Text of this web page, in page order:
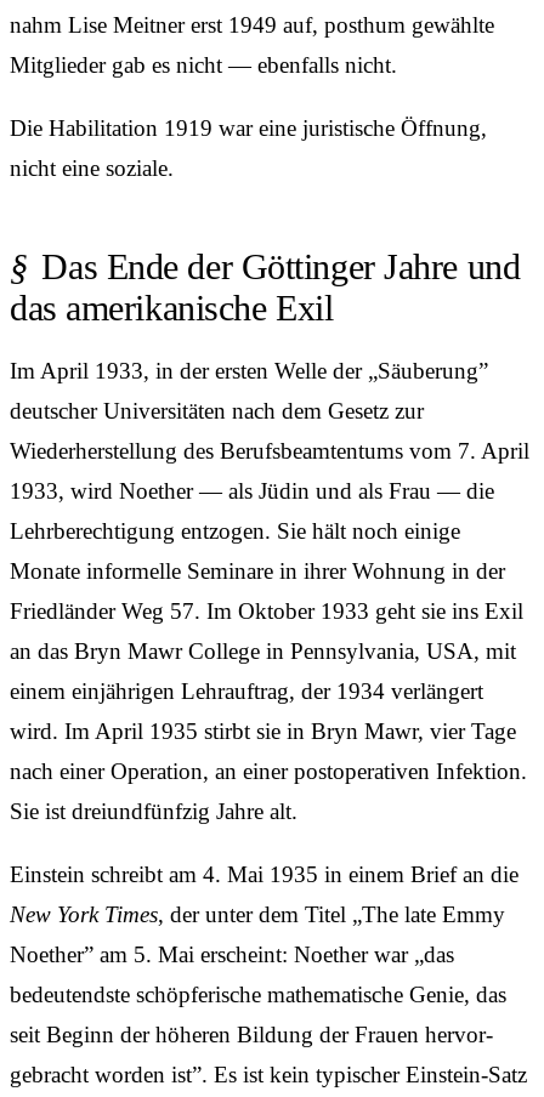
nahm Lise Meitner erst 1949 auf, posthum gewählte
Mitglieder gab es nicht — ebenfalls nicht.
Die Habilitation 1919 war eine juristische Öffnung,
nicht eine soziale.
Das Ende der Göttinger Jahre und
das amerikanische Exil
Im April 1933, in der ersten Welle der „Säuberung”
deutscher Universitäten nach dem Gesetz zur
Wiederherstellung des Berufsbeamtentums vom 7. April
1933, wird Noether — als Jüdin und als Frau — die
Lehrberechtigung entzogen. Sie hält noch einige
Monate informelle Seminare in ihrer Wohnung in der
Friedländer Weg 57. Im Oktober 1933 geht sie ins Exil
an das Bryn Mawr College in Pennsylvania, USA, mit
einem einjährigen Lehrauftrag, der 1934 verlängert
wird. Im April 1935 stirbt sie in Bryn Mawr, vier Tage
nach einer Operation, an einer post­operativen Infektion.
Sie ist drei­undfünfzig Jahre alt.
Einstein schreibt am 4. Mai 1935 in einem Brief an die
New York Times, der unter dem Titel „The late Emmy
Noether” am 5. Mai erscheint: Noether war „das
bedeutendste schöpferische mathematische Genie, das
seit Beginn der höheren Bildung der Frauen hervor­
gebracht worden ist”. Es ist kein typischer Einstein-Satz